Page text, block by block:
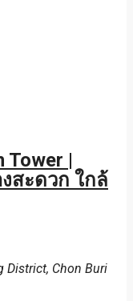
Tower |
สะดวก ใกล้
District, Chon Buri